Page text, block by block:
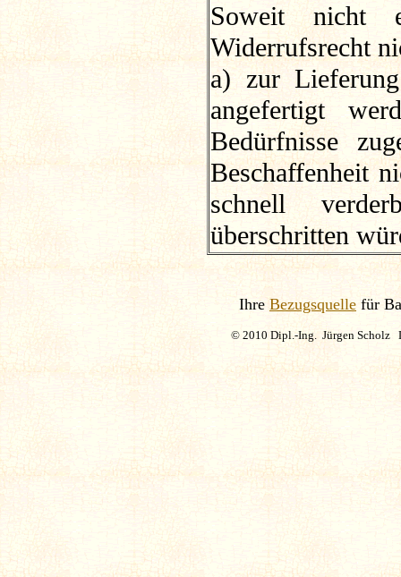
Soweit nicht
Widerrufsrecht
a) zur
angefertigt
Bedürfnisse
Beschaffenheit
schnell
überschritten
Ihre Bezugsquelle für
© 2010 Dipl.-Ing. Jürgen Scholz